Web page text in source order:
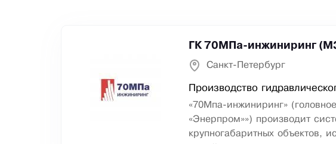
ГК 70МПа-инжиниринг
Санкт-Петербург
Производство
«70Мпа-инжиниринг»
«Энерпром»») производит
крупногабаритных объектов,